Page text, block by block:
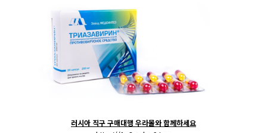
러시아 직구 구매대행 우라몰와 함께하세요